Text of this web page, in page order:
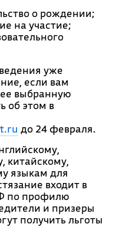
о рождении;
на участие;
уже
если вам
выбранную
об этом в
до 24 февраля.
китайскому,
языкам для
входит в
по профилю
и призеры
получить льготы